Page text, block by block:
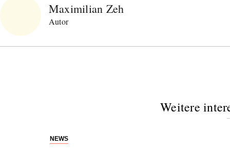
Maximilian Zeh
Autor
Weitere
NEWS